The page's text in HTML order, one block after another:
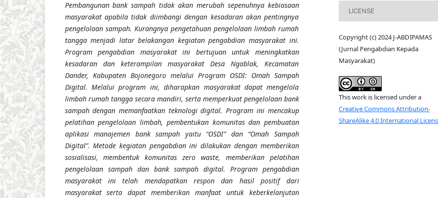
Pembangunan bank sampah tidak akan merubah sepenuhnya kebiasaan
masyarakat apabila tidak diimbangi dengan kesadaran akan pentingnya
pengelolaan sampah. Kurangnya pengetahuan pengelolaan limbah rumah
tangga menjadi latar belakangan kegiatan pengabdian masyarakat ini.
Program pengabdian masyarakat ini bertujuan untuk meningkatkan
kesadaran dan keterampilan masyarakat Desa Ngablak, Kecamatan
Dander, Kabupaten Bojonegoro melalui Program OSDI: Omah Sampah
Digital. Melalui program ini, diharapkan masyarakat dapat mengelola
limbah rumah tangga secara mandiri, serta memperkuat pengelolaan bank
sampah dengan memanfaatkan teknologi digital. Program ini mencakup
pelatihan pengelolaan limbah, pembentukan komunitas dan pembuatan
aplikasi manajemen bank sampah yaitu “OSDI” dan “Omah Sampah
Digital”. Metode kegiatan pengabdian ini dilakukan dengan memberikan
sosialisasi, membentuk komunitas zero waste, memberikan pelatihan
pengelolaan sampah dan bank sampah digital. Program pengabdian
masyarakat ini telah mendapatkan respon dan hasil positif dari
masyarakat serta dapat memberikan manfaat untuk keberkelanjutan
LICENSE
Copyright (c) 2024 J-ABDIPAMAS
(Jurnal Pengabdian Kepada
Masyarakat)
This work is licensed under a
Creative Commons Attribution-
ShareAlike 4.0 International